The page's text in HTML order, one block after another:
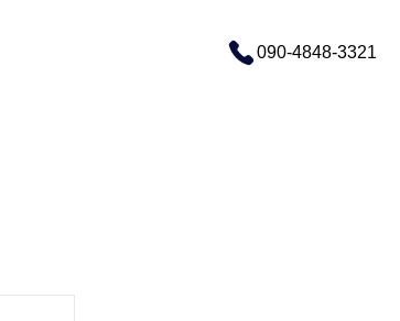
090-4848-3321